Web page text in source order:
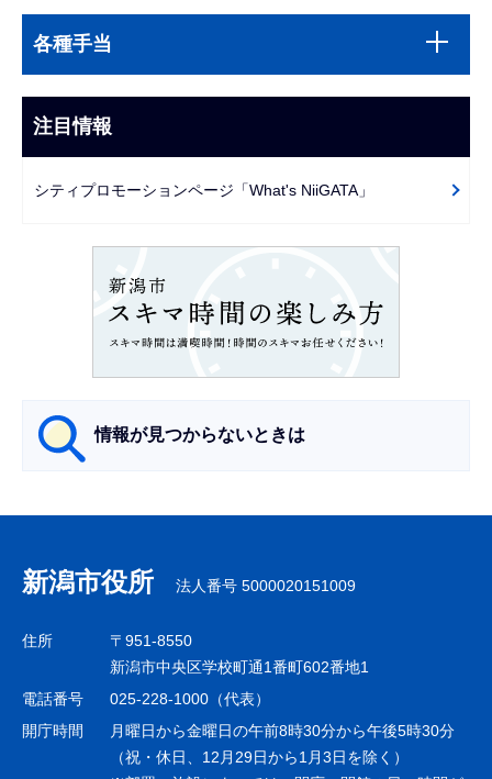
文
こ
ま
で
ブ
ビ
ー
各種手当
注目情報
シティプロモーションページ「What's NiiGATA」
情報が見つからないときは
ナ
ビ
ゲ
シ
ョ
新潟市役所 法人番号 5000020151009
住所
〒951-8550
新潟市中央区学校町通1番町602番地1
電話番号
025-228-1000（代表）
開庁時間
月曜日から金曜日の午前8時30分から午後5時30分
（祝・休日、12月29日から1月3日を除く）